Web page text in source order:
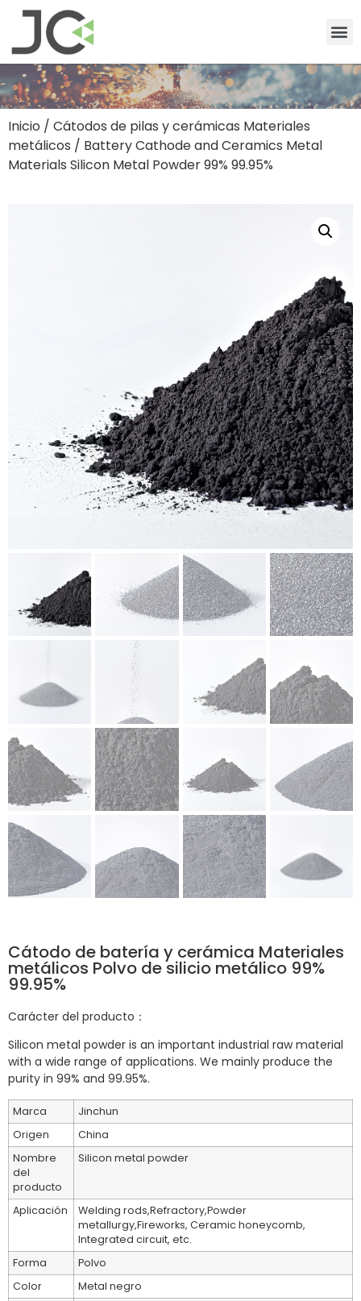
Inicio / Cátodos de pilas y cerámicas Materiales
metálicos / Battery Cathode and Ceramics Metal
Materials Silicon Metal Powder 99% 99.95%
Cátodo de batería y cerámica Materiales
metálicos Polvo de silicio metálico 99%
99.95%
Carácter del producto：
Silicon metal powder is an important industrial raw material
with a wide range of applications. We mainly produce the
purity in 99% and 99.95%.
Marca
Jinchun
Origen
China
Nombre
del
producto
Silicon metal powder
Aplicación
Welding rods,Refractory,Powder
metallurgy,Fireworks, Ceramic honeycomb,
Integrated circuit, etc.
Forma
Polvo
Color
Metal negro